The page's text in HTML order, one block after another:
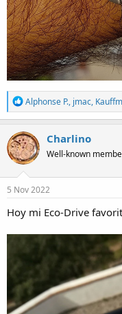
R
e
a
c
t
i
o
n
s
Alphonse P., jmac,
Charlino
Well-known
5 Nov 2022
Hoy mi Eco-Drive